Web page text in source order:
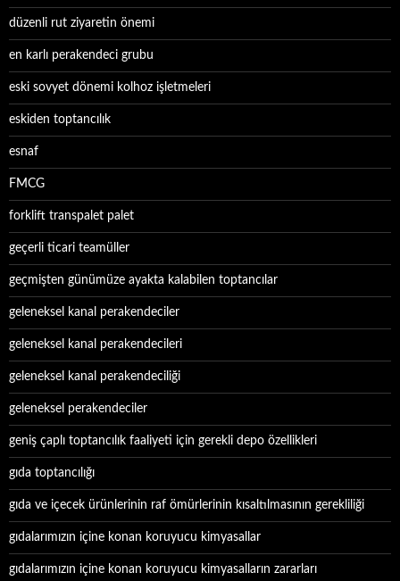
düzenli rut ziyaretin önemi
en karlı perakendeci grubu
eski sovyet dönemi kolhoz işletmeleri
eskiden toptancılık
esnaf
FMCG
forklift transpalet palet
geçerli ticari teamüller
geçmişten günümüze ayakta kalabilen toptancılar
geleneksel kanal perakendeciler
geleneksel kanal perakendecileri
geleneksel kanal perakendeciliği
geleneksel perakendeciler
geniş çaplı toptancılık faaliyeti için gerekli depo özellikleri
gıda toptancılığı
gıda ve içecek ürünlerinin raf ömürlerinin kısaltılmasının gerekliliği
gıdalarımızın içine konan koruyucu kimyasallar
gıdalarımızın içine konan koruyucu kimyasalların zararları